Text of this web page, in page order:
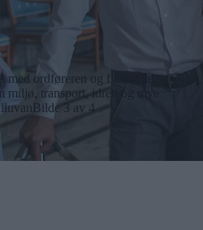
med ordføreren og fikk stille
miljø, transport, idrett og mye
Bilde 3 av 4